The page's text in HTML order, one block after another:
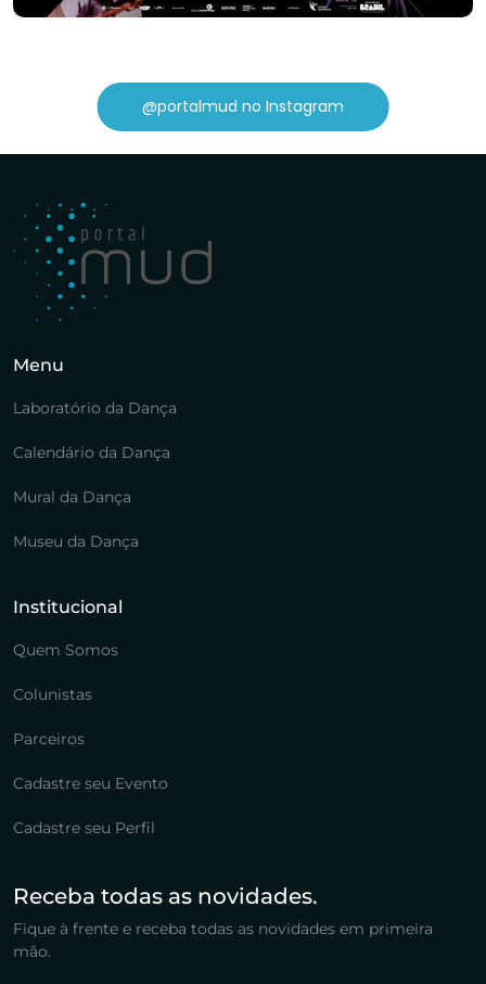
@portalmud no Instagram
Menu
Laboratório da Dança
Calendário da Dança
Mural da Dança
Museu da Dança
Institucional
Quem Somos
Colunistas
Parceiros
Cadastre seu Evento
Cadastre seu Perfil
Receba todas as novidades.
Fique à frente e receba todas as novidades em primeira
mão.